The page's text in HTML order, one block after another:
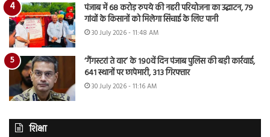
पंजाब में 68 करोड़ रुपये की नहरी परियोजना का उद्घाटन, 79
गांवों के किसानों को मिलेगा सिंचाई के लिए पानी
30 July 2026 - 11:48 AM
‘गैंगस्टरां ते वार’ के 190वें दिन पंजाब पुलिस की बड़ी कार्रवाई,
641 स्थानों पर छापेमारी, 313 गिरफ्तार
30 July 2026 - 11:16 AM
शिक्षा